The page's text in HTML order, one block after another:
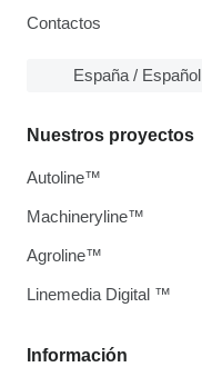
Contactos
España / Español
Información
Nuestros proyectos
Autoline™
Machineryline™
Agroline™
Linemedia Digital ™